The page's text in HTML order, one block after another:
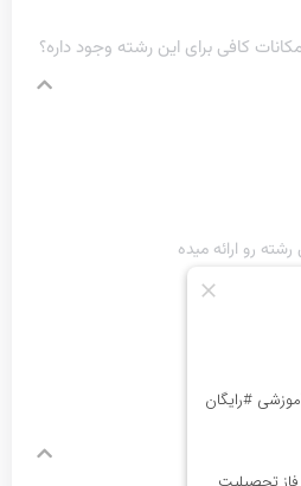
کافی برای این رشته وجود داره؟
رو ارائه میده
داره؟